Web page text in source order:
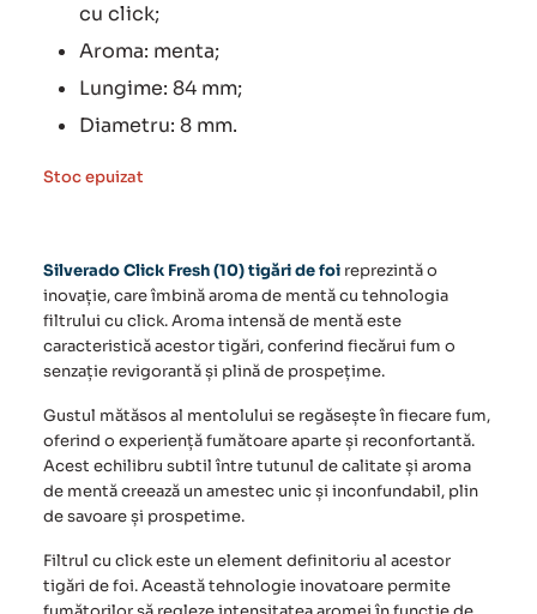
cu click;
Aroma: menta;
Lungime: 84 mm;
Diametru: 8 mm.
Stoc epuizat
Silverado Click Fresh (10) tigări de foi reprezintă o
inovație, care îmbină aroma de mentă cu tehnologia
filtrului cu click. Aroma intensă de mentă este
caracteristică acestor tigări, conferind fiecărui fum o
senzație revigorantă și plină de prospețime.
Gustul mătăsos al mentolului se regăsește în fiecare fum,
oferind o experiență fumătoare aparte și reconfortantă.
Acest echilibru subtil între tutunul de calitate și aroma
de mentă creează un amestec unic și inconfundabil, plin
de savoare și prospetime.
Filtrul cu click este un element definitoriu al acestor
tigări de foi. Această tehnologie inovatoare permite